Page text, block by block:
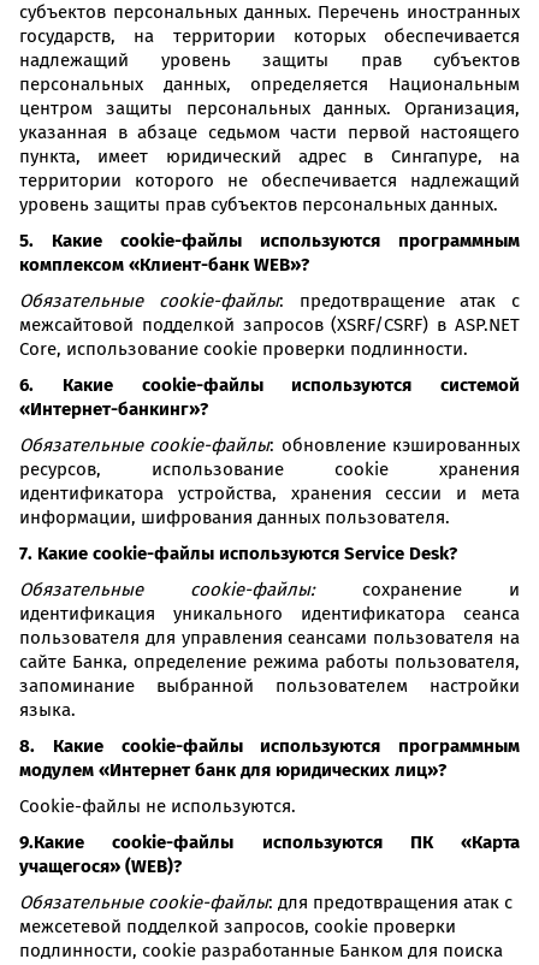
субъектов персональных данных. Перечень иностранных
государств, на территории которых обеспечивается
надлежащий уровень защиты прав субъектов
персональных данных, определяется Национальным
центром защиты персональных данных. Организация,
указанная в абзаце седьмом части первой настоящего
пункта, имеет юридический адрес в Сингапуре, на
территории которого не обеспечивается надлежащий
уровень защиты прав субъектов персональных данных.
5. Какие cookie-файлы используются программным
комплексом «Клиент-банк WEB»?
Обязательные cookie-файлы: предотвращение атак с
межсайтовой подделкой запросов (XSRF/CSRF) в ASP.NET
Core, использование cookie проверки подлинности.
6. Какие cookie-файлы используются системой
«Интернет-банкинг»?
Обязательные cookie-файлы: обновление кэшированных
ресурсов, использование cookie хранения
идентификатора устройства, хранения сессии и мета
информации, шифрования данных пользователя.
7. Какие cookie-файлы используются Service Desk?
Обязательные cookie-файлы:сохранение и
идентификация уникального идентификатора сеанса
пользователя для управления сеансами пользователя на
сайте Банка, определение режима работы пользователя,
запоминание выбранной пользователем настройки
языка.
8. Какие cookie-файлы используются программным
модулем «Интернет банк для юридических лиц»?
Cookie-файлы не используются.
9.Какие cookie-файлы используются ПК «Карта
учащегося» (WEB)?
Обязательные cookie-файлы: для предотвращения атак с
межсетевой подделкой запросов, cookie проверки
подлинности, cookie разработанные Банком для поиска